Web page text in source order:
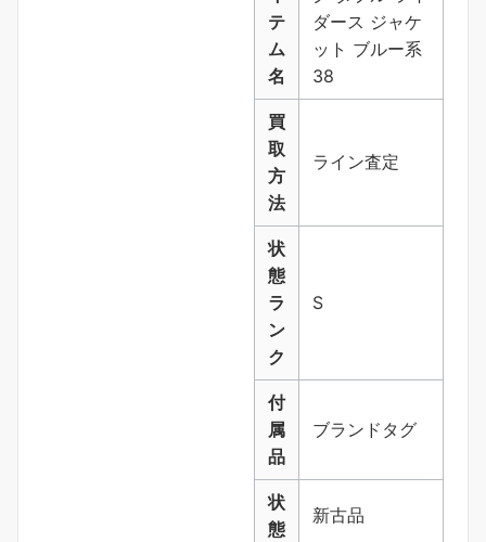
テ
ム
名
ダース ジャケ
ット ブルー系
38
買
取
方
法
ライン査定
状
態
ラ
ン
ク
S
付
属
品
ブランドタグ
状
態
新古品